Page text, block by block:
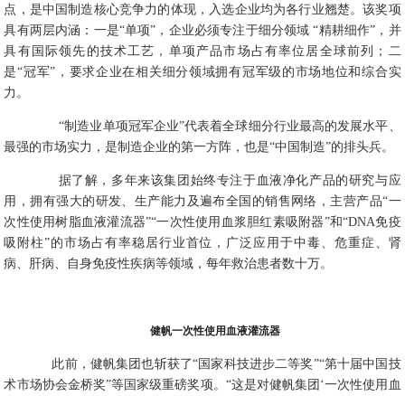
点，是中国制造核心竞争力的体现，入选企业均为各行业翘楚。该奖项
具有两层内涵：一是“单项”，企业必须专注于细分领域 “精耕细作”，并
具有国际领先的技术工艺，单项产品市场占有率位居全球前列；二
是“冠军”，要求企业在相关细分领域拥有冠军级的市场地位和综合实
力。
“制造业单项冠军企业”代表着全球细分行业最高的发展水平、
最强的市场实力，是制造企业的第一方阵，也是“中国制造”的排头兵。
据了解，多年来该集团始终专注于血液净化产品的研究与应
用，拥有强大的研发、生产能力及遍布全国的销售网络，主营产品“一
次性使用树脂血液灌流器”“一次性使用血浆胆红素吸附器”和“DNA免疫
吸附柱”的市场占有率稳居行业首位，广泛应用于中毒、危重症、肾
病、肝病、自身免疫性疾病等领域，每年救治患者数十万。
健帆一次性使用血液灌流器
此前，健帆集团也斩获了“国家科技进步二等奖”“第十届中国技
术市场协会金桥奖”等国家级重磅奖项。“这是对健帆集团‘一次性使用血